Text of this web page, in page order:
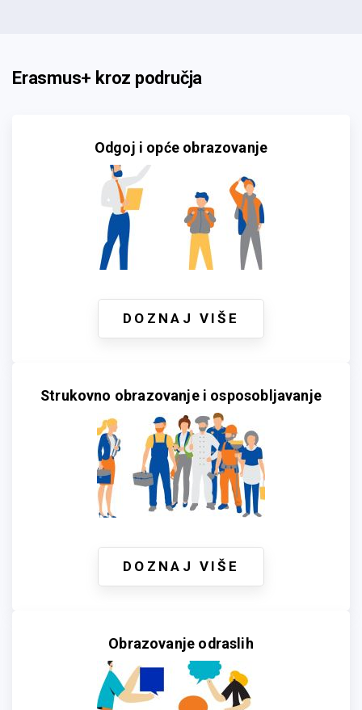
Erasmus+ kroz područja
Odgoj i opće obrazovanje
DOZNAJ VIŠE
Strukovno obrazovanje i osposobljavanje
DOZNAJ VIŠE
Obrazovanje odraslih